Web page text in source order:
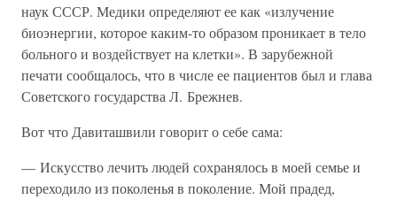
наук СССР. Медики определяют ее как «излучение
биоэнергии, которое каким-то образом проникает в тело
больного и воздействует на клетки». В зарубежной
печати сообщалось, что в числе ее пациентов был и глава
Советского государства Л. Брежнев.
Вот что Давиташвили говорит о себе сама:
— Искусство лечить людей сохранялось в моей семье и
переходило из поколенья в поколение. Мой прадед,